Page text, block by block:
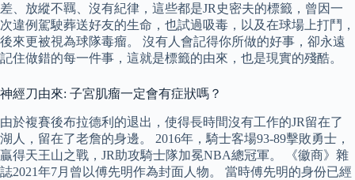
差、放縱不羈、沒有紀律，這些都是JR史密夫的標籤，曾因一
次違例駕駛葬送好友的生命，也試過吸毒，以及在球場上打鬥，
後來更被視為球隊毒瘤。 沒有人會記得你所做的好事，卻永遠
記住做錯的每一件事，這就是標籤的由來，也是現實的殘酷。
神經刀由來: 子宮肌瘤一定會有症狀嗎？
由於複賽後布拉德利的退出，使得長時間沒有工作的JR留在了
湖人，留在了老詹的身邊。 2016年，騎士客場93-89擊敗勇士，
贏得天王山之戰，JR助攻騎士隊加冕NBA總冠軍。 《徽商》雜
誌2021年7月曾以傅先明作為封面人物。 當時傅先明的身份已經